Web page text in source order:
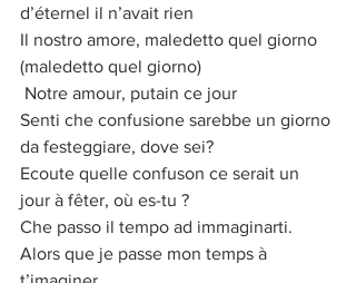
d’éternel il n’avait rien
Il nostro amore, maledetto quel giorno
(maledetto quel giorno)
Notre amour, putain ce jour
Senti che confusione sarebbe un giorno
da festeggiare, dove sei?
Ecoute quelle confuson ce serait un
jour à fêter, où es-tu ?
Che passo il tempo ad immaginarti.
Alors que je passe mon temps à